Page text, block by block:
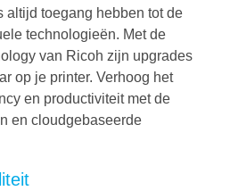
altijd toegang hebben tot de
technologieën. Met de
van Ricoh zijn upgrades
op je printer. Verhoog het
en productiviteit met de
en cloudgebaseerde